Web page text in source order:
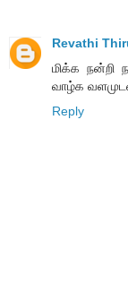
Revathi
மிக்க நன்றி
வாழ்க
Reply